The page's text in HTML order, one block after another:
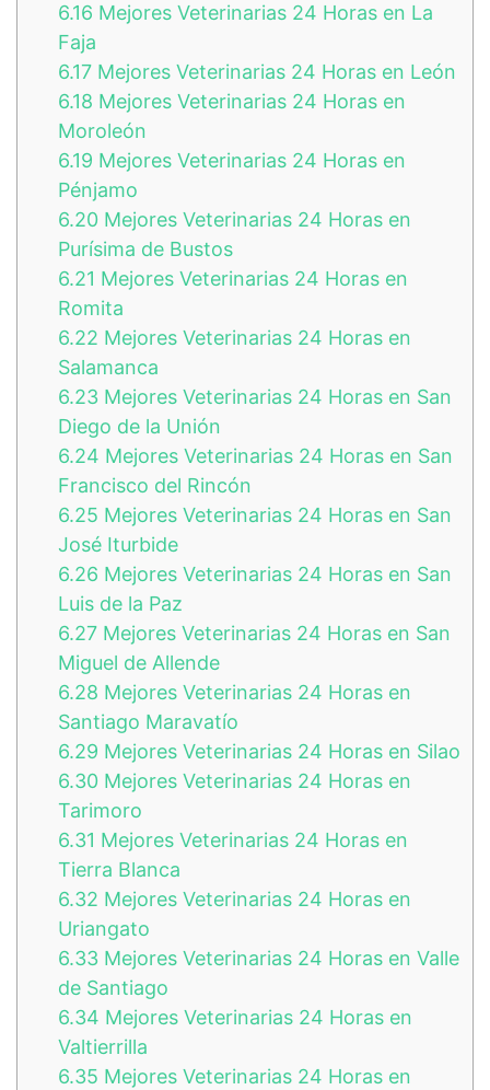
6.16 Mejores Veterinarias 24 Horas en La
Faja
6.17 Mejores Veterinarias 24 Horas en León
6.18 Mejores Veterinarias 24 Horas en
Moroleón
6.19 Mejores Veterinarias 24 Horas en
Pénjamo
6.20 Mejores Veterinarias 24 Horas en
Purísima de Bustos
6.21 Mejores Veterinarias 24 Horas en
Romita
6.22 Mejores Veterinarias 24 Horas en
Salamanca
6.23 Mejores Veterinarias 24 Horas en San
Diego de la Unión
6.24 Mejores Veterinarias 24 Horas en San
Francisco del Rincón
6.25 Mejores Veterinarias 24 Horas en San
José Iturbide
6.26 Mejores Veterinarias 24 Horas en San
Luis de la Paz
6.27 Mejores Veterinarias 24 Horas en San
Miguel de Allende
6.28 Mejores Veterinarias 24 Horas en
Santiago Maravatío
6.29 Mejores Veterinarias 24 Horas en Silao
6.30 Mejores Veterinarias 24 Horas en
Tarimoro
6.31 Mejores Veterinarias 24 Horas en
Tierra Blanca
6.32 Mejores Veterinarias 24 Horas en
Uriangato
6.33 Mejores Veterinarias 24 Horas en Valle
de Santiago
6.34 Mejores Veterinarias 24 Horas en
Valtierrilla
6.35 Mejores Veterinarias 24 Horas en